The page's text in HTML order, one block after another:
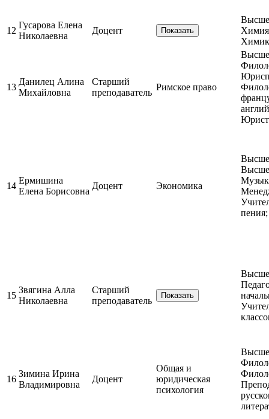
12
Гусарова Елена
Николаевна
Доцент Показать
Химия
13
Данилец Алина
Михайловна
Старший
преподаватель
Римское право
Юрист
14
Ермишина
Елена Борисовна
Доцент Экономика
15
Звягина Алла
Николаевна
Старший
преподаватель
Показать
16
Зимина Ирина
Владимировна
Доцент
Общая и
юридическая
психология